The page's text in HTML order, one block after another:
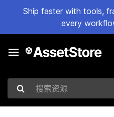
Ship faster with tools,
every
搜索资源